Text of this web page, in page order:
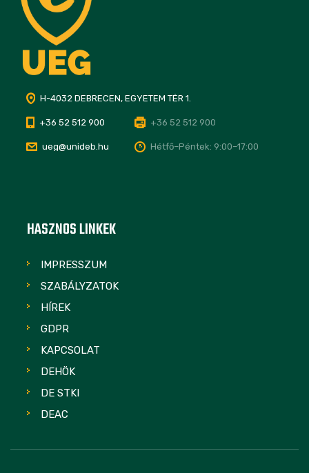
H-4032 DEBRECEN, EGYETEM TÉR 1.
+36 52 512 900 +36 52 512 900
ueg@unideb.hu Hétfő–Péntek: 9:00–17:00
HASZNOS LINKEK
IMPRESSZUM
SZABÁLYZATOK
HÍREK
GDPR
KAPCSOLAT
DEHÖK
DE STKI
DEAC